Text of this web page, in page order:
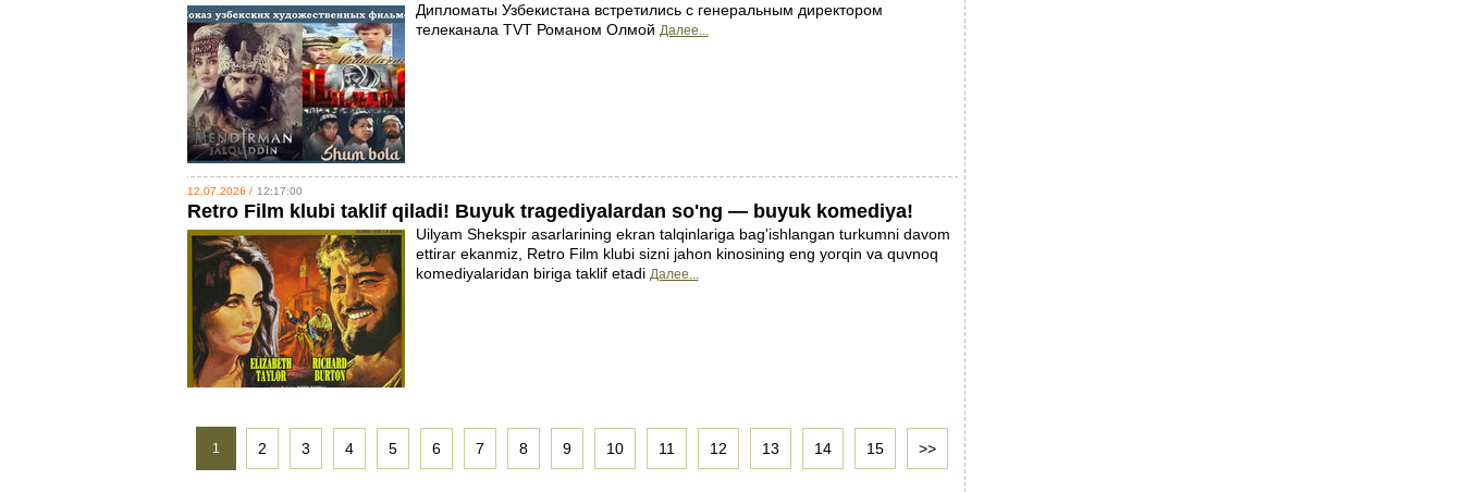
Дипломаты Узбекистана встретились с генеральным директором
телеканала TVT Романом Олмой Далее...
12.07.2026 / 12:17:00
Retro Film klubi taklif qiladi! Buyuk tragediyalardan so'ng — buyuk komediya!
Uilyam Shekspir asarlarining ekran talqinlariga bag'ishlangan turkumni davom
ettirar ekanmiz, Retro Film klubi sizni jahon kinosining eng yorqin va quvnoq
komediyalaridan biriga taklif etadi Далее...
1 2 3 4 5 6 7 8 9 10 11 12 13 14 15 >>